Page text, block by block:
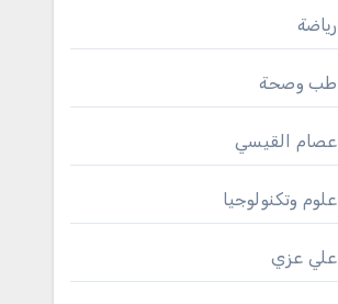
رياضة
طب وصحة
عصام القيسي
علوم وتكنولوجيا
علي عزي